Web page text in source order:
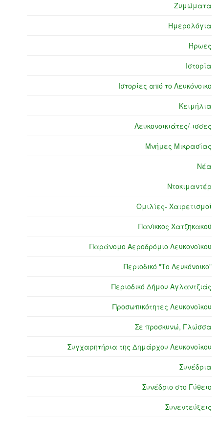
Ζυμώματα
Ημερολόγια
Ήρωες
Ιστορία
Ιστορίες από το Λευκόνοικο
Κειμήλια
Λευκονοικιάτες/-ισσες
Μνήμες Μικρασίας
Νέα
Ντοκιμαντέρ
Ομιλίες- Χαιρετισμοί
Πανίκκος Χατζηκακού
Παράνομο Αεροδρόμιο Λευκονοίκου
Περιοδικό "Το Λευκόνοικο"
Περιοδικό Δήμου Αγλαντζιάς
Προσωπικότητες Λευκονοίκου
Σε προσκυνώ, Γλώσσα
Συγχαρητήρια της Δημάρχου Λευκονοίκου
Συνέδρια
Συνέδριο στο Γύθειο
Συνεντεύξεις